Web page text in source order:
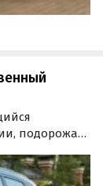
подорожал
4,5-5,2%.